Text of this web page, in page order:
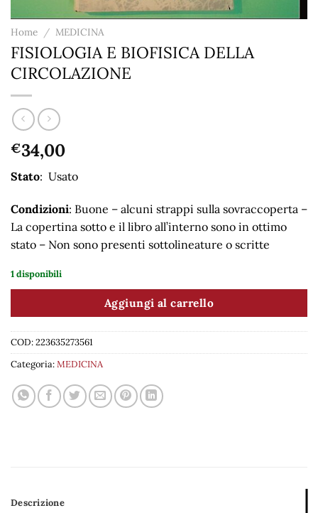
Home / MEDICINA
FISIOLOGIA E BIOFISICA DELLA
CIRCOLAZIONE
€34,00
Stato: Usato
Condizioni: Buone – alcuni strappi sulla sovraccoperta –
La copertina sotto e il libro all’interno sono in ottimo
stato – Non sono presenti sottolineature o scritte
1 disponibili
Aggiungi al carrello
COD:223635273561
Categoria:MEDICINA
Descrizione